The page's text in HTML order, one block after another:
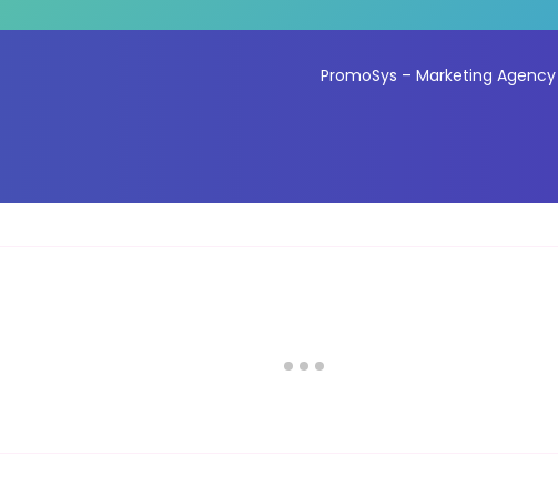
PromoSys – Marketing